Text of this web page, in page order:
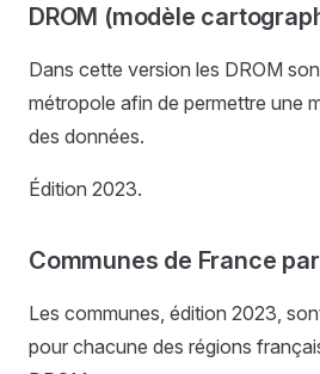
DROM (modèle
Dans cette version les DROM
métropole afin de permettre une
des données.
Édition 2023.
Communes de France
Les communes, édition 2023,
pour chacune des régions